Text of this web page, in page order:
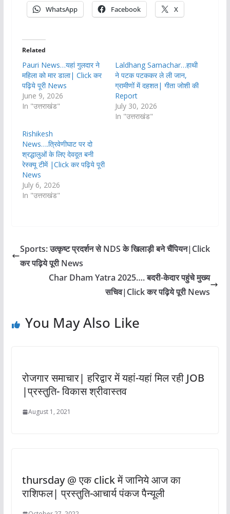
WhatsApp Facebook X
Related
Pauri News…यहां गुलदार ने
महिला को मार डाला| Click कर
पढ़िये पूरी News
June 9, 2026
In "उत्तराखंड"
Laldhang Samachar…हाथी
ने पटक पटककर ले ली जान,
ग्रामीणों में दहशत| गीता जोशी की
Report
July 30, 2026
In "उत्तराखंड"
Rishikesh
News….त्रिवेणीघाट पर दो
श्रद्धालुओं के लिए देवदूत बनी
रेस्क्यू टीमें |Click कर पढ़िये पूरी
News
July 6, 2026
In "उत्तराखंड"
Sports: उत्कृष्ट प्रदर्शन से NDS के खिलाड़ी बने चैंपियन|Click
कर पढ़िये पूरी News
Char Dham Yatra 2025…. बदरी-केदार पहुंचे मुख्य
सचिव|Click कर पढ़िये पूरी News
You May Also Like
रोजगार समाचार| हरिद्वार में यहां-यहां मिल रही JOB
|प्रस्तुति- विकास श्रीवास्तव
August 1, 2021
thursday @ एक click में जानिये आज का
राशिफल| प्रस्तुति-आचार्य पंकज पैन्यूली